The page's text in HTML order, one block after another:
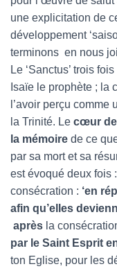
une explicitation de
développement
terminons en nous
Le ‘Sanctus’ trois
Isaïe le prophète ; la
l’avoir perçu
la Trinité. Le cœur de
la mémoire de ce
par sa mort et sa
est évoqué deux fois :
consécration : ‘en
afin qu’elles
après la
par le Saint Esprit
ton Eglise, pour les